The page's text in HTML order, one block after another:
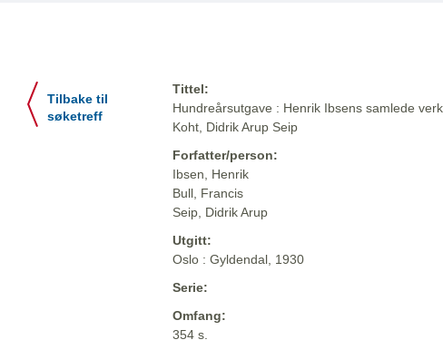
Tilbake til
søketreff
Tittel:
Hundreårsutgave : Henrik Ibsens samlede
Koht, Didrik Arup Seip
Forfatter/person:
Ibsen, Henrik
Bull, Francis
Seip, Didrik Arup
Utgitt:
Oslo : Gyldendal, 1930
Serie:
Omfang:
354 s.